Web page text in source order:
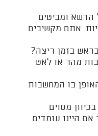
הדשא ומביטים
אתם מקשיבים
בזמן ריצה?
מהר או לאט
בו המחשבות
מסוים
אם היינו עומדים